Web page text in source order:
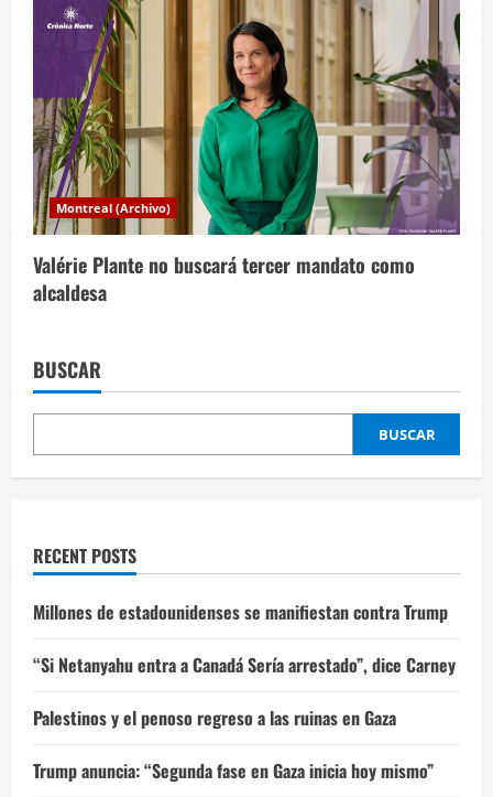
Montreal (Archivo)
Valérie Plante no buscará tercer mandato como
alcaldesa
BUSCAR
BUSCAR
RECENT POSTS
Millones de estadounidenses se manifiestan contra Trump
“Si Netanyahu entra a Canadá Sería arrestado”, dice Carney
Palestinos y el penoso regreso a las ruinas en Gaza
Trump anuncia: “Segunda fase en Gaza inicia hoy mismo”